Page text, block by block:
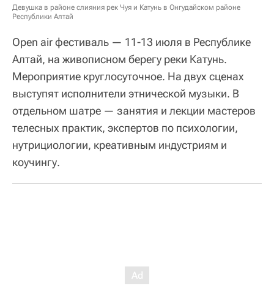
Девушка в районе слияния рек Чуя и Катунь в Онгудайском районе
Республики Алтай
Open air фестиваль — 11-13 июля в Республике
Алтай, на живописном берегу реки Катунь.
Мероприятие круглосуточное. На двух сценах
выступят исполнители этнической музыки. В
отдельном шатре — занятия и лекции мастеров
телесных практик, экспертов по психологии,
нутрициологии, креативным индустриям и
коучингу.